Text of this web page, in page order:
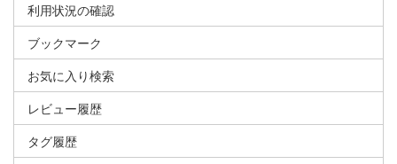
利用状況の確認
ブックマーク
お気に入り検索
レビュー履歴
タグ履歴